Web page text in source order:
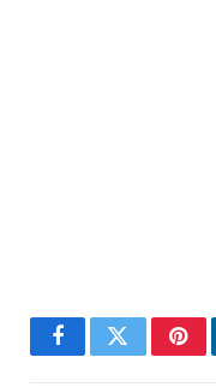
FacebookTwitter